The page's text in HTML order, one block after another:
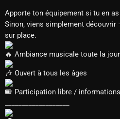
Apporte ton équipement si tu en
Sinon, viens simplement
sur place.
Ambiance musicale toute la
Ouvert à tous les âges
Participation libre /